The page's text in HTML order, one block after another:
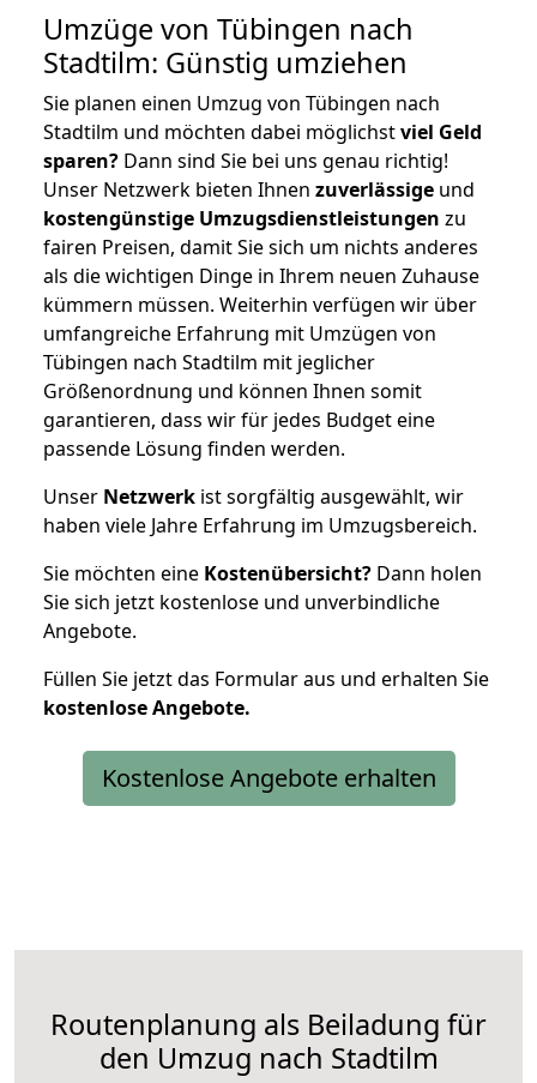
Umzüge von Tübingen nach
Stadtilm: Günstig umziehen
Sie planen einen Umzug von Tübingen nach
Stadtilm und möchten dabei möglichstviel Geld
sparen? Dann sind Sie bei uns genau richtig!
Unser Netzwerk bieten Ihnen zuverlässige und
kostengünstige Umzugsdienstleistungen zu
fairen Preisen, damit Sie sich um nichts anderes
als die wichtigen Dinge in Ihrem neuen Zuhause
kümmern müssen. Weiterhin verfügen wir über
umfangreiche Erfahrung mit Umzügen von
Tübingen nach Stadtilm mit jeglicher
Größenordnung und können Ihnen somit
garantieren, dass wir für jedes Budget eine
passende Lösung finden werden.
Unser Netzwerk ist sorgfältig ausgewählt, wir
haben viele Jahre Erfahrung im Umzugsbereich.
Sie möchten eine Kostenübersicht? Dann holen
Sie sich jetzt kostenlose und unverbindliche
Angebote.
Füllen Sie jetzt das Formular aus und erhalten Sie
kostenloseAngebote.
Kostenlose Angebote erhalten
Routenplanung als Beiladung für
den Umzug nach Stadtilm